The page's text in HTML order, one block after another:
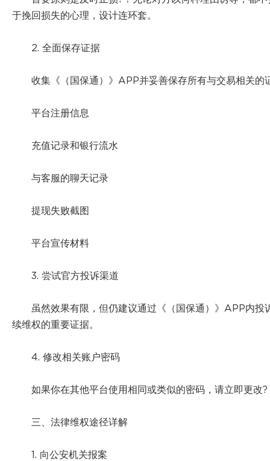
于挽回损失的心理，设计连环套。
2. 全面保存证据
收集《（国保通）》APP并妥善保存所有与交易相关的
平台注册信息
充值记录和银行流水
与客服的聊天记录
提现失败截图
平台宣传材料
3. 尝试官方投诉渠道
虽然效果有限，但仍建议通过《（国保通）》APP内
续维权的重要证据。
4. 修改相关账户密码
如果你在其他平台使用相同或类似的密码，请立即更改
三、法律维权途径详解
1. 向公安机关报案